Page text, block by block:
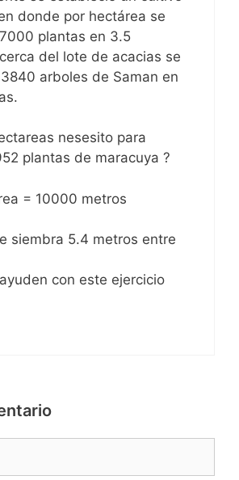
donde por hectárea se
plantas en 3.5
del lote de acacias se
arboles de Saman en
nesesito para
plantas de maracuya ?
= 10000 metros
siembra 5.4 metros entre
con este ejercicio